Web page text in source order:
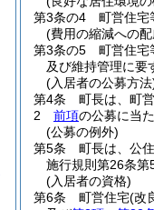
第3条の4
町営住宅
(費用の縮減への
第3条の5
町営住宅
及び維持管理に要
(入居者の公募方法
第4条
町長は、町
2
前項の公募に当
(公募の例外)
第5条
町長は、公
施行規則第26条第
(入居者の資格)
第6条
町営住宅(改